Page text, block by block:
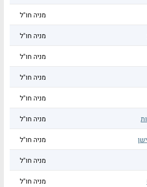
מניה חו"ל
מניה חו"ל
מניה חו"ל
מניה חו"ל
מניה חו"ל
מניה חו"ל
מניה חו"ל
מניה חו"ל
מניה חו"ל